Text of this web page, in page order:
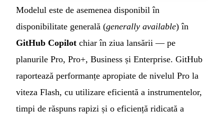
Modelul este de asemenea disponibil în
disponibilitate generală (generally available) în
GitHub Copilot chiar în ziua lansării — pe
planurile Pro, Pro+, Business și Enterprise. GitHub
raportează performanțe apropiate de nivelul Pro la
viteza Flash, cu utilizare eficientă a instrumentelor,
timpi de răspuns rapizi și o eficiență ridicată a